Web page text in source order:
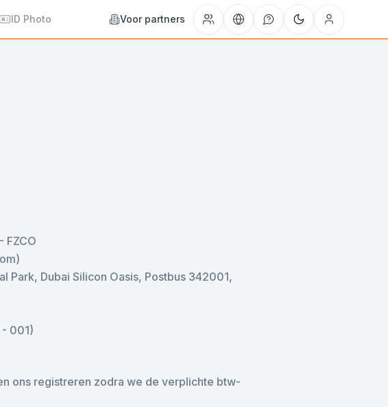
ID Photo Voor partners
FZCO
Park, Dubai Silicon Oasis, Postbus 342001,
- 001)
ons registreren zodra we de verplichte btw-